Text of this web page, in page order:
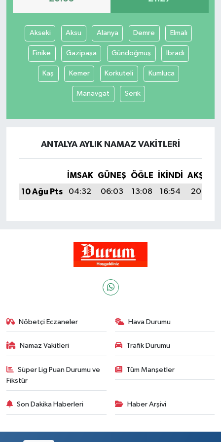
Akseki Aksu Alanya Demre Elmalı
Finike Gazipaşa Gündoğmuş İbradı
Kaş Kemer Korkuteli Kumluca
Manavgat Serik
ANTALYA AYLIK NAMAZ VAKITLERI
İMSAK GÜNEŞ ÖĞLE İKINDI
AKŞAM
10 Ağu Pts
04:32 06:03 13:08 16:54 20:03
Nöbetçi Eczaneler Hava Durumu
Namaz Vakitleri Trafik Durumu
Süper Lig Puan Durumu ve
Fikstür
Tüm Manşetler
Son Dakika Haberleri Haber Arşivi